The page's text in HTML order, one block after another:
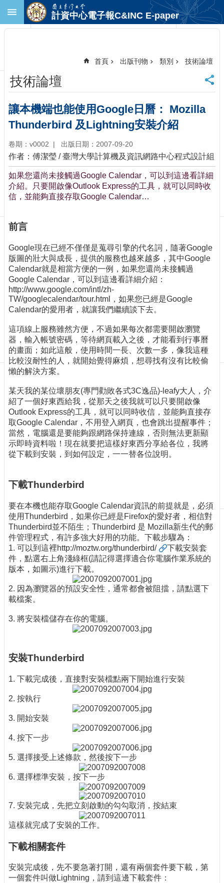
跳到主要內容區塊
首
頁
臺
大
首
計
中
首
頁
聯
訊
閱/
取
消
網
站
導
最
新
消
息
關
於
我
們
出
版
刊
校
務
服
務
專
題
報
導
技
術
壇
業
專
計資中心電子報C&INC E-paper
首頁 出版刊物 類別 技術論壇
技術論壇
讓本機端也能使用Google日曆： Mozilla
Thunderbird 及Lightning安裝介紹
卷期：v0002 出版日期：2007-09-20
作者：傅潔瑩 / 臺灣大學計算機及資訊網路中心程式設計組
如果您還尚未接觸過Google Calendar，可以到這邊看詳細
介紹。只要開啟像Outlook Express的工具，就可以同時收
信，並能夠直接存取Google Calendar…
前言
Google現在已經不僅僅是蒐尋引擎的代名詞，隨著Google
版圖的壯大與成長，提供的服務也越來越多，其中Google
Calendar就是相當方便的一例，如果您還尚未接觸過
Google Calendar，可以到這邊看詳細介紹：
http://www.google.com/intl/zh-
TW/googlecalendar/tour.html，如果您已經是Google
Calendar的愛用者，就讓我們繼續談下去。
這項線上服務雖然方便，不過如果每次都需要開啟瀏覽
器，輸入帳號密碼，等待網頁載入之後，才能看到行事曆
的畫面；如此這般，使用時間一長、次數一多，像我這種
比較沒耐性的人，就開始覺得麻煩，想尋找有沒有比較偷
懶的解決方案。
某天我的某位壞朋友(專門勸敗各式3C逸品)-leafy大人，介
紹了一個好東西給我，從那天之後我就可以只要開啟像
Outlook Express的工具，就可以同時收信，並能夠直接存
取Google Calendar，不用登入網頁，也會跳出提醒事件；
當然，電腦還是要能夠跟網路保持連線，否則無法更新顯
示即時資料啦！現在就要把這樣好東西分享給各位，我將
從下載到安裝，到如何設定，一一替各位說明。
下載Thunderbird
要在本機也能存取Google Calendar資訊的前提就是，必須
使用Thunderbird，如果你已經是Firefox的愛好者，相信對
Thunderbird並不陌生；Thunderbird 是 Mozilla新生代的郵
件管理程式，有許多強大好用的功能。下載步驟為：
1. 可以到這裡http://moztw.org/thunderbird/
下載安裝套
件，點選右上角淺綠框(請記得選擇適合你電腦作業系統的
版本，如圖示)進行下載。
2. 因為瀏覽器的預設安全性，通常都會被阻擋，請點選下
載檔案。
3. 將安裝檔儲存在你的電腦。
安裝Thunderbird
1. 下載完成後，直接對安裝檔點兩下開始進行安裝
2. 按執行
3. 開始安裝
4. 按下一步
5. 選擇接受上述條款，然後按下一步
6. 選擇標準安裝，按下一步
7. 安裝完成，先把立刻啟動的勾勾取消，按結束
這樣就完成了安裝的工作。
下載相關套件
安裝完成後，先不要急著打開，還有兩個套件要下載，第
一個套件叫做Lightning，請到這邊下載套件：